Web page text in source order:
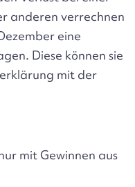
anderen verrechnen
eine
Diese können sie
mit der
mit Gewinnen aus